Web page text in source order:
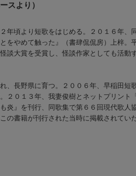
スより）
年頃より短歌をはじめる。２０１６年
をやめて触った』（書肆侃侃房）上梓
談大賞を受賞し、怪談作家としても活動
、長野県に育つ。２００６年、早稲田
２０１３年、我妻俊樹とネットプリン
炎』を刊行、同歌集で第６６回現代歌
の書籍が刊行された当時に掲載されてい